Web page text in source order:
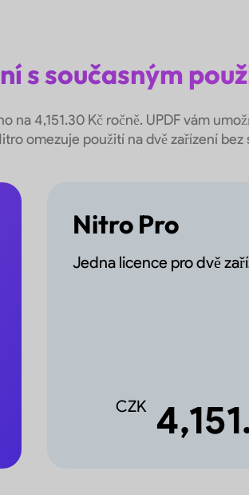
s současným
na 4,151.30 Kč ročně. UPDF vám
omezuje použití na dvě zařízení
Nitro Pro
Jedna licence pro dvě
CZK